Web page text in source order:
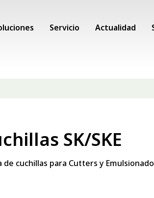
Servicio Actualidad
SK/SKE
de cuchillas para Cutters y